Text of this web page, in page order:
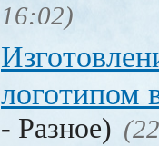
16:02)
логотипом
- Разное)